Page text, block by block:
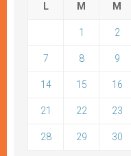
L M M
1 2
7 8 9
14 15 16
21 22 23
28 29 30